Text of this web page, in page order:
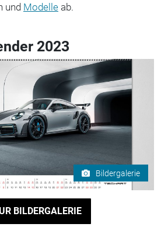
und Modelleab.
2023
Bildergalerie
BILDERGALERIE